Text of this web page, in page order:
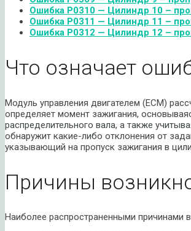
Ошибка P0310 — Цилиндр 10 –
Ошибка P0311 — Цилиндр 11 –
Ошибка P0312 — Цилиндр 12 –
Что означает
Модуль управления двигателем (ECM)
определяет момент зажигания,
распределительного вала, а также
обнаружит какие-либо отклонения от
указывающий на пропуск зажигания в
Причины
Наиболее распространенными причинами